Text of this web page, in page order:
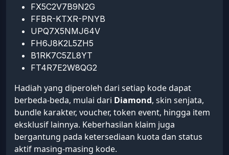
FX5C2V7B9N2G
FFBR-KTXR-PNYB
UPQ7X5NMJ64V
FH6J8K2L5ZH5
B1RK7C5ZL8YT
FT4R7E2W8QG2
Hadiah yang diperoleh dari setiap kode dapat
berbeda-beda, mulai dari Diamond, skin senjata,
bundle karakter, voucher, token event, hingga item
eksklusif lainnya. Keberhasilan klaim juga
bergantung pada ketersediaan kuota dan status
aktif masing-masing kode.